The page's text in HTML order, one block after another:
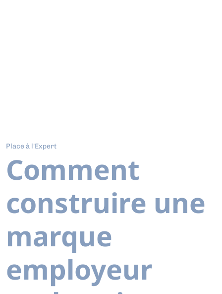
Place à l'Expert
Comment
construire une
marque
employeur